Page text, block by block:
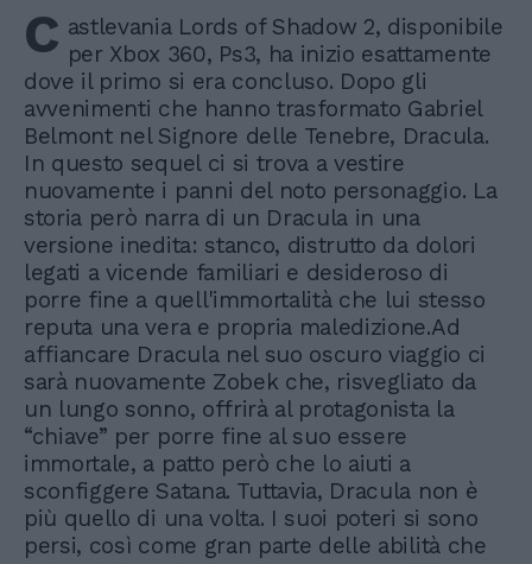
C astlevania Lords of Shadow 2, disponibile
per Xbox 360, Ps3, ha inizio esattamente
dove il primo si era concluso. Dopo gli
avvenimenti che hanno trasformato Gabriel
Belmont nel Signore delle Tenebre, Dracula.
In questo sequel ci si trova a vestire
nuovamente i panni del noto personaggio. La
storia però narra di un Dracula in una
versione inedita: stanco, distrutto da dolori
legati a vicende familiari e desideroso di
porre fine a quell'immortalità che lui stesso
reputa una vera e propria maledizione.Ad
affiancare Dracula nel suo oscuro viaggio ci
sarà nuovamente Zobek che, risvegliato da
un lungo sonno, offrirà al protagonista la
“chiave” per porre fine al suo essere
immortale, a patto però che lo aiuti a
sconfiggere Satana. Tuttavia, Dracula non è
più quello di una volta. I suoi poteri si sono
persi, così come gran parte delle abilità che